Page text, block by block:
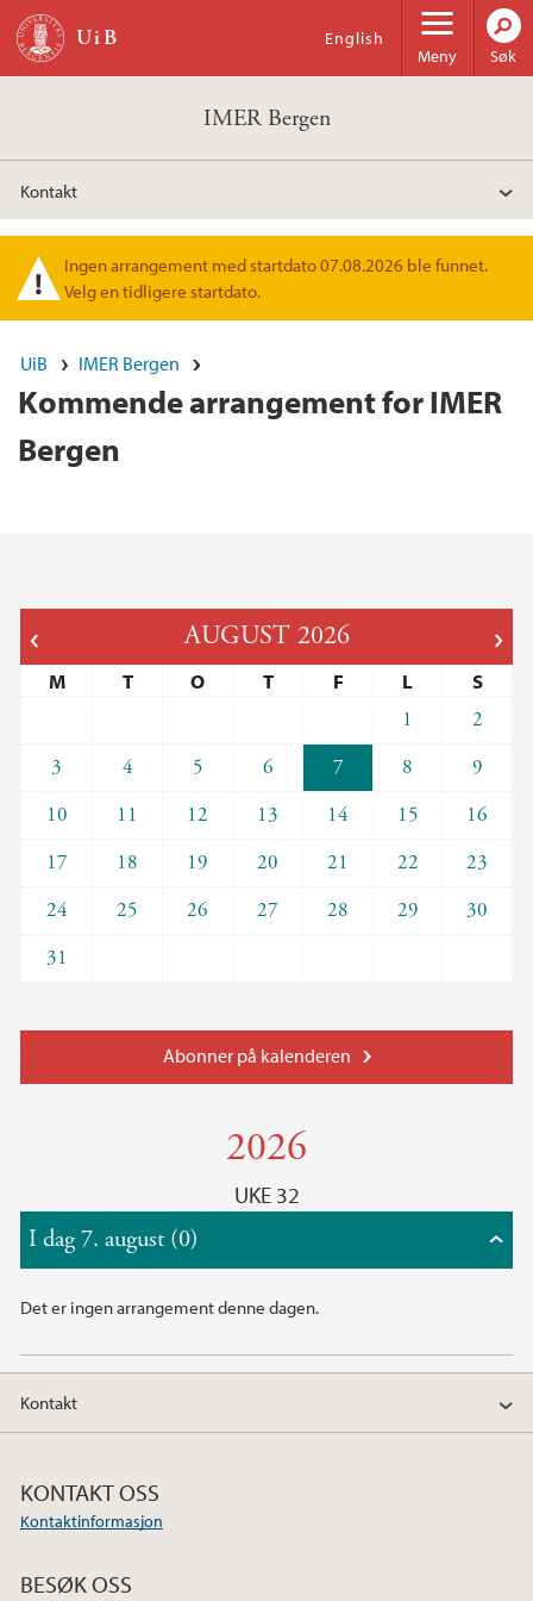
Hopp til hovedinnhold
Meny
English
Søk
IMER Bergen
Kontakt
Varselmelding
Ingen arrangement med startdato 07.08.2026 ble funnet.
Velg en tidligere startdato.
UiB IMER Bergen
Kommende arrangement for IMER
Bergen
AUGUST 2026
M T O T F L S
1
2
3
4 5 6 7 8
9
10
11 12 13 14 15
16
17
18 19 20 21 22
23
24
25 26 27 28 29
30
31
Abonner på kalenderen
2026
UKE 32
I dag 7. august (0)
Det er ingen arrangement denne dagen.
Kontakt
KONTAKT OSS
Kontaktinformasjon
BESØK OSS